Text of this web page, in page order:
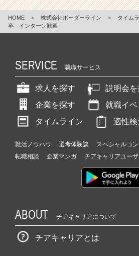
HOME ＞ 株式会社ボーダーライン ＞ タイム
卒 インターン歓迎
SERVICE 就職サービス
求人を探す
説明会を
企業を探す
就職イ
タイムライン
適性検
就活ノウハウ 選考体験談 スペシャルコ
転職相談
企業マンガ チアキャリアユー
ABOUT チアキャリアについて
チアキャリアとは